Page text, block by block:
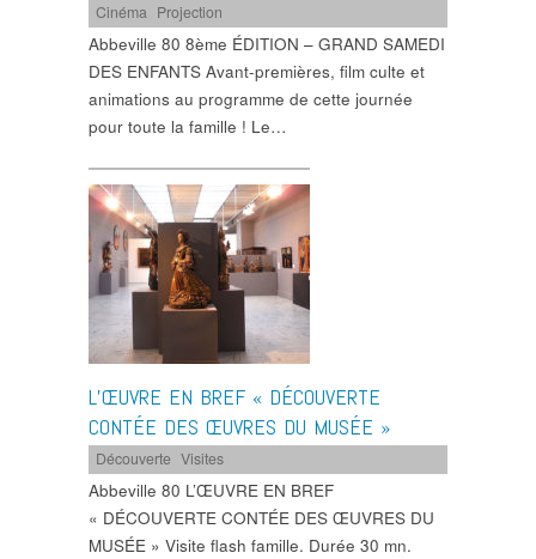
Cinéma Projection
Abbeville 80 8ème ÉDITION – GRAND SAMEDI
DES ENFANTS Avant-premières, film culte et
animations au programme de cette journée
pour toute la famille ! Le…
L’ŒUVRE EN BREF « DÉCOUVERTE
CONTÉE DES ŒUVRES DU MUSÉE »
Découverte ,Visites
Abbeville 80 L’ŒUVRE EN BREF
« DÉCOUVERTE CONTÉE DES ŒUVRES DU
MUSÉE » Visite flash famille. Durée 30 mn.